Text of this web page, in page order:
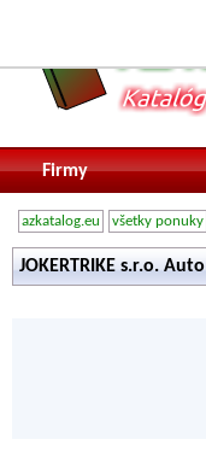
Firmy
azkatalog.eu všetky ponuky
JOKERTRIKE s.r.o.